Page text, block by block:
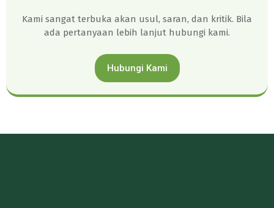
Kami sangat terbuka akan usul, saran, dan kritik. Bila
ada pertanyaan lebih lanjut hubungi kami.
Hubungi Kami